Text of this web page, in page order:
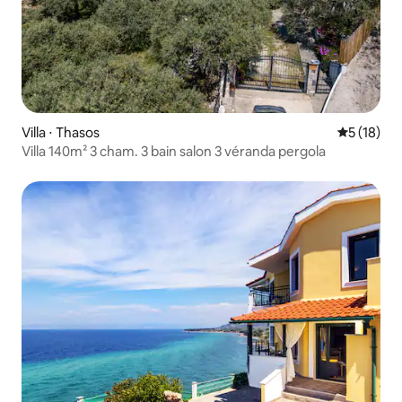
Villa ⋅ Thasos
5 (18)
Villa 140m² 3 cham. 3 bain salon 3 véranda pergola